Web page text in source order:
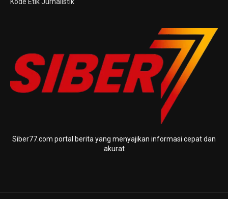
Siber77.com portal berita yang menyajikan informasi cepat dan
akurat